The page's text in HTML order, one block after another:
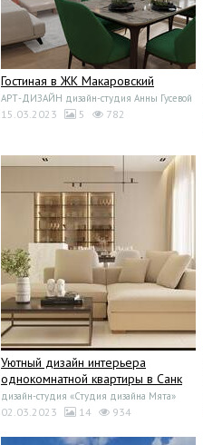
Гостиная в ЖК Макаровский
АРТ-ДИЗАЙН дизайн-студия Анны Гусевой
15.03.2023 5 782
Уютный дизайн интерьера
однокомнатной квартиры в Санк
дизайн-студия «Студия дизайна Мята»
02.03.2023 14 934